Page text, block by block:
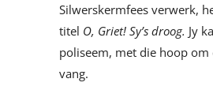
Silwerskermfees verwerk,
titel O, Griet! Sy’s droog. Jy
poliseem, met die hoop om
vang.